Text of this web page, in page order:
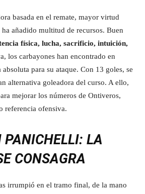
basada en el remate, mayor virtud
añadido multitud de recursos. Buen
física, lucha, sacrificio, intuición,
los carbayones han encontrado en
para su ataque. Con 13 goles, se
alternativa goleadora del curso. A ello,
mejorar los números de Ontiveros,
referencia ofensiva.
LA
CONSAGRA
irrumpió en el tramo final, de la mano